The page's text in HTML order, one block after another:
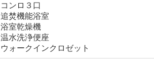
コンロ３口
追焚機能浴室
浴室乾燥機
温水洗浄便座
ウォークインクロゼット